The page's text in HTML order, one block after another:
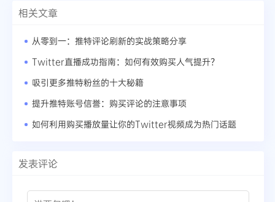
相关文章
从零到一：推特评论刷新的实战策略分享
Twitter直播成功指南：如何有效购买人气提升？
吸引更多推特粉丝的十大秘籍
提升推特账号信誉：购买评论的注意事项
如何利用购买播放量让你的Twitter视频成为热门话题
发表评论